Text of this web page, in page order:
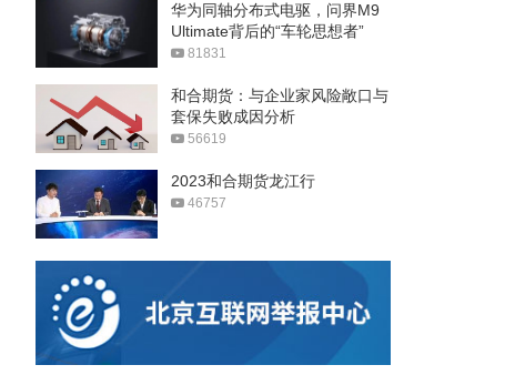
华为同轴分布式电驱，问界M9
Ultimate背后的“车轮思想者”
81831
和合期货：与企业家风险敞口与
套保失败成因分析
56619
2023和合期货龙江行
46757